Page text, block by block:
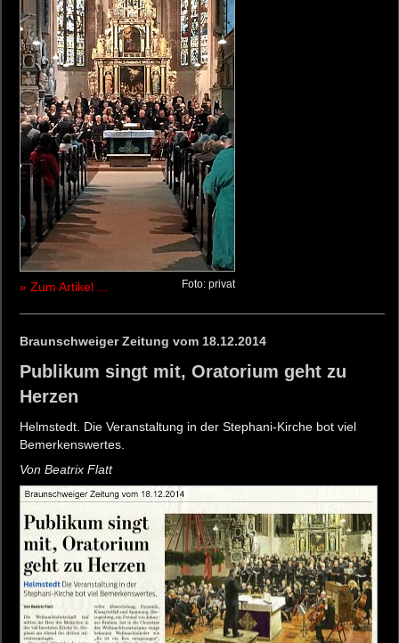
» Zum Artikel ... Foto: privat
Braunschweiger Zeitung vom 18.12.2014
Publikum singt mit, Oratorium geht zu
Herzen
Helmstedt. Die Veranstaltung in der Stephani-Kirche bot viel
Bemerkenswertes.
Von Beatrix Flatt